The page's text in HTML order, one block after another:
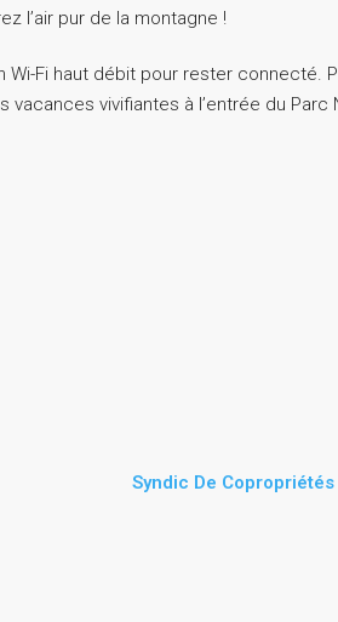
l’air pur de la montagne !
Fi haut débit pour rester
vivifiantes à l’entrée du Parc
Syndic De Copropriétés